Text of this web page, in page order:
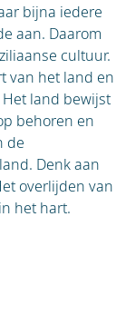
bijna iedere
aan. Daarom
cultuur.
van het land en
land bewijst
behoren en
de
Denk aan
overlijden van
het hart.